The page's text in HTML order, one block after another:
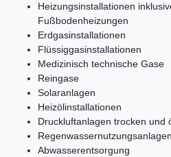
Heizungsinstallationen
Fußbodenheizungen
Erdgasinstallationen
Flüssiggasinstallationen
Medizinisch technische Gase
Reingase
Solaranlagen
Heizölinstallationen
Druckluftanlagen trocken und
Regenwassernutzungsanlagen
Abwasserentsorgung